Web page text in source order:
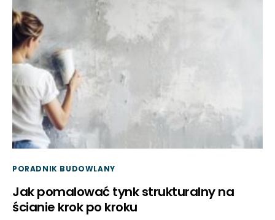
PORADNIK BUDOWLANY
Jak pomalować tynk strukturalny na
ścianie krok po kroku